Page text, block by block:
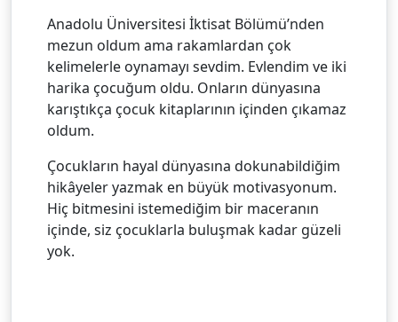
Anadolu Üniversitesi İktisat Bölümü’nden
mezun oldum ama rakamlardan çok
kelimelerle oynamayı sevdim. Evlendim ve iki
harika çocuğum oldu. Onların dünyasına
karıştıkça çocuk kitaplarının içinden çıkamaz
oldum.
Çocukların hayal dünyasına dokunabildiğim
hikâyeler yazmak en büyük motivasyonum.
Hiç bitmesini istemediğim bir maceranın
içinde, siz çocuklarla buluşmak kadar güzeli
yok.